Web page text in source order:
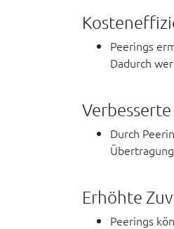
Peerings
Dadurch
Durch
Erhöhte
Peerings